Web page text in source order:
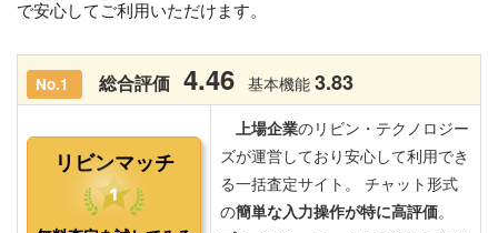
で安心してご利用いただけます。